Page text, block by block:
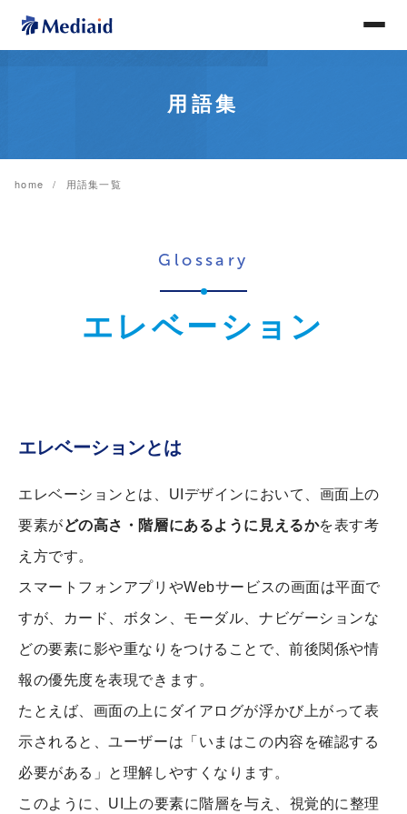
用語集
home 用語集一覧
Glossary
エレベーション
エレベーションとは
エレベーションとは、UIデザインにおいて、画面上の
要素がどの高さ・階層にあるように見えるかを表す考
え方です。
スマートフォンアプリやWebサービスの画面は平面で
すが、カード、ボタン、モーダル、ナビゲーションな
どの要素に影や重なりをつけることで、前後関係や情
報の優先度を表現できます。
たとえば、画面の上にダイアログが浮かび上がって表
示されると、ユーザーは「いまはこの内容を確認する
必要がある」と理解しやすくなります。
このように、UI上の要素に階層を与え、視覚的に整理